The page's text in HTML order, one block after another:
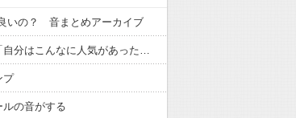
いの？ 音まとめアーカイブ
ギタリスト高中正義、「自分はこんなに人気があったのか」デビュー50年後に海外で“大バズり”で現地の反応「若いファンが出待ち」
プ
の音がする